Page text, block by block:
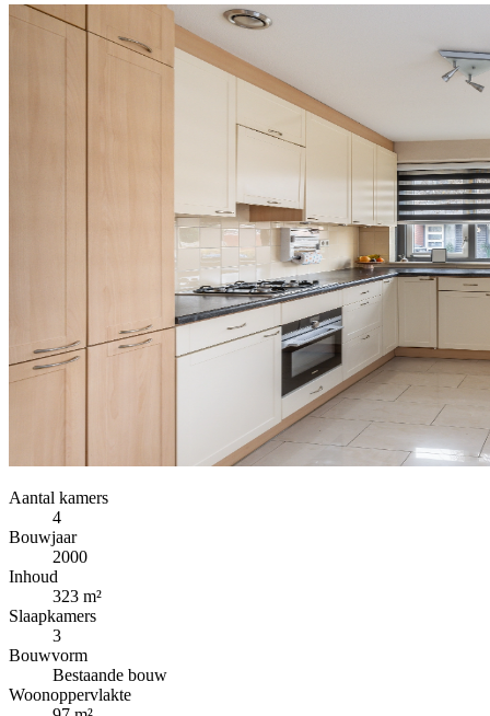
Aantal kamers
4
Bouwjaar
2000
Inhoud
323 m²
Slaapkamers
3
Bouwvorm
Bestaande bouw
Woonoppervlakte